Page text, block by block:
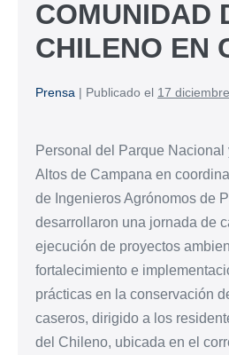
COMUNIDAD
CHILENO EN
Prensa | Publicado el 17
Personal del Parque
Altos de Campana en
de Ingenieros Agrónomos de
desarrollaron una jornada de
ejecución de proyectos
fortalecimiento e
prácticas en la conservación
caseros, dirigido a los
del Chileno, ubicada en el